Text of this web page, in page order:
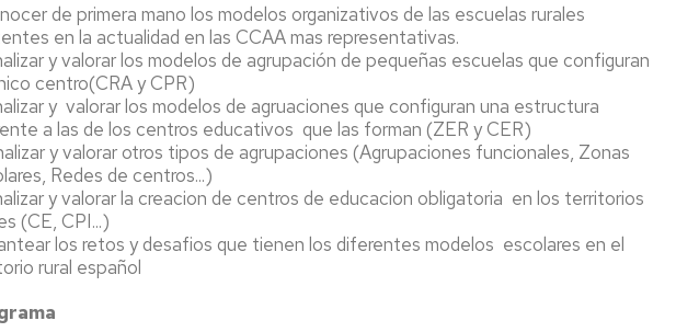
de primera mano los modelos organizativos de las escuelas rurales
en la actualidad en las CCAA mas representativas.
y valorar los modelos de agrupación de pequeñas escuelas que configuran
centro(CRA y CPR)
y valorar los modelos de agruaciones que configuran una estructura
a las de los centros educativos que las forman (ZER y CER)
y valorar otros tipos de agrupaciones (Agrupaciones funcionales, Zonas
Redes de centros...)
y valorar la creacion de centros de educacion obligatoria en los territorios
(CE, CPI...)
los retos y desafios que tienen los diferentes modelos escolares en el
rural español